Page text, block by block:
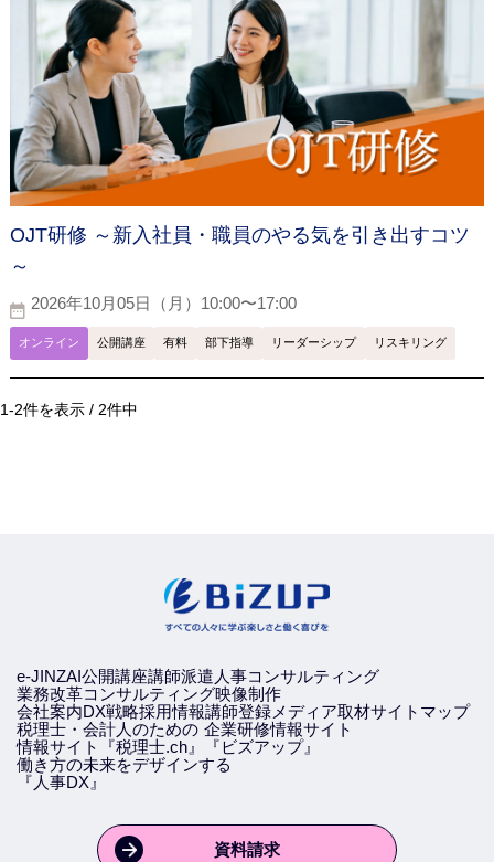
OJT研修 ～新入社員・職員のやる気を引き出すコツ
～
2026年10月05日（月）10:00〜17:00
オンライン 公開講座 有料 部下指導 リーダーシップ リスキリング
1-2件を表示 / 2件中
e-JINZAI公開講座講師派遣 人事コンサルティング
業務改革コンサルティング映像制作
会社案内DX戦略採用情報講師登録 メディア取材サイトマップ
税理士・会計人のための
情報サイト『税理士.ch』
企業研修情報サイト
『ビズアップ』
働き方の未来をデザインする
『人事DX』
資料請求